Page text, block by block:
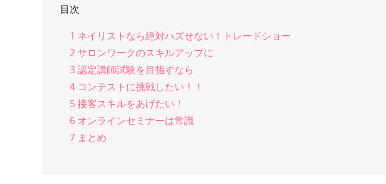
目次
1 ネイリストなら絶対ハズせない！トレードショー
2サロンワークのスキルアップに
3認定講師試験を目指すなら
4 コンテストに挑戦したい！！
5接客スキルをあげたい！
6 オンラインセミナーは常識
7 まとめ